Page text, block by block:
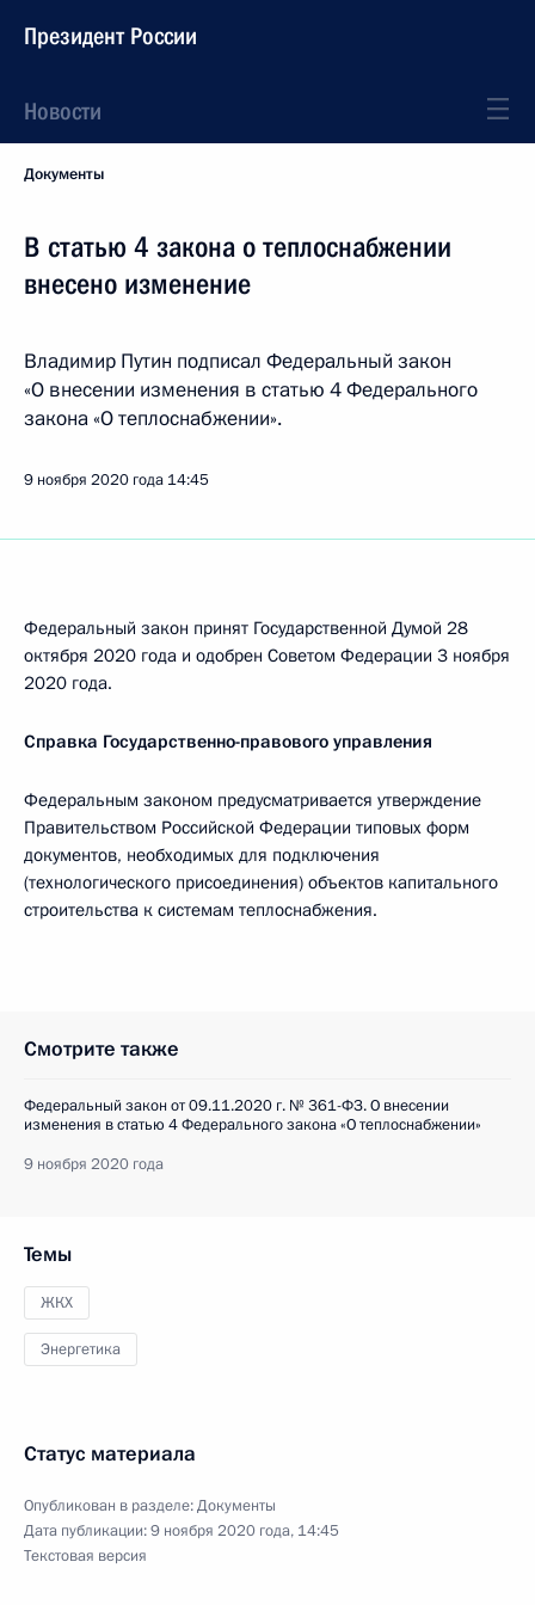
Президент России
Новости
Документы
В статью 4 закона о теплоснабжении
внесено изменение
Владимир Путин подписал Федеральный закон
«О внесении изменения в статью 4 Федерального
закона «О теплоснабжении».
9 ноября 2020 года 14:45
Федеральный закон принят Государственной Думой 28
октября 2020 года и одобрен Советом Федерации 3 ноября
2020 года.
Справка Государственно-правового управления
Федеральным законом предусматривается утверждение
Правительством Российской Федерации типовых форм
документов, необходимых для подключения
(технологического присоединения) объектов капитального
строительства к системам теплоснабжения.
Смотрите также
Федеральный закон от 09.11.2020 г. № 361-ФЗ. О внесении
изменения в статью 4 Федерального закона «О теплоснабжении»
9 ноября 2020 года
Темы
ЖКХ
Энергетика
Статус материала
Опубликован в разделе:Документы
Дата публикации:9 ноября 2020 года, 14:45
Текстовая версия